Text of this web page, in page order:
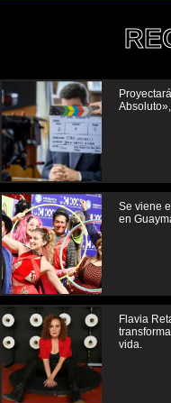
Se viene
en
Flavia
vida.